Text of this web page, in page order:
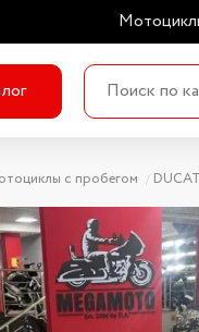
с пробегом